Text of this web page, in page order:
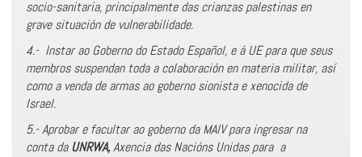
socio-sanitaria, principalmente das crianzas palestinas en
grave situación de vulnerabilidade.
4.- Instar ao Goberno do Estado Español, e á UE para que seus
membros suspendan toda a colaboración en materia militar, así
como a venda de armas ao goberno sionista e xenocida de
Israel.
5.- Aprobar e facultar ao goberno da MAIV para ingresar na
conta daUNRWA,Axencia das Nacións Unidas para a